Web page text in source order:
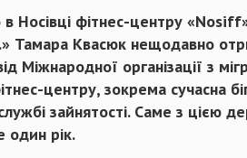
Носівці фітнес-центру
Тамара Квасюк нещодавно
Міжнародної організації з
центру, зокрема сучасна
зайнятості. Саме з цією
один рік.